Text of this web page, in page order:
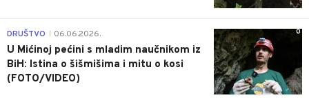
0
DRUŠTVO 06.06.2026.
U Mićinoj pećini s mladim naučnikom iz
BiH: Istina o šišmišima i mitu o kosi
(FOTO/VIDEO)